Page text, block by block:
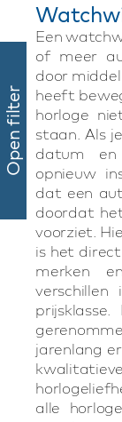
Open filter
Een
of meer
door
heeft
horloge
staan. Als
datum en
opnieuw
dat een
doordat
voorziet.
is het
merken
jarenlang
alle